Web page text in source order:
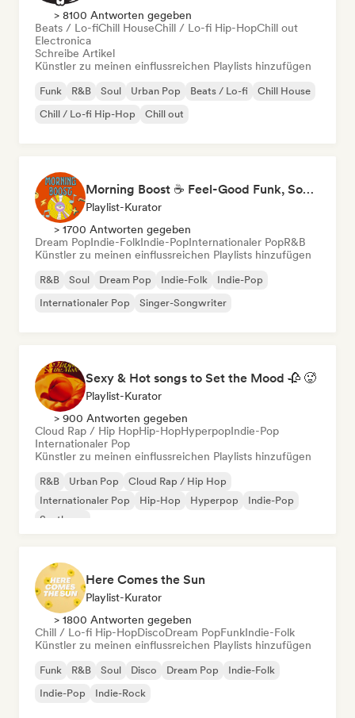
> 8100 Antworten gegeben
Beats / Lo-fiChill HouseChill / Lo-fi Hip-HopChill out
Electronica
Schreibe Artikel
Künstler zu meinen einflussreichen Playlists hinzufügen
Funk R&B Soul Urban Pop Beats / Lo-fi
Chill House
Chill / Lo-fi Hip-Hop
Chill out
Morning Boost ☕ Feel-Good Funk, Soul & Neo-Soul to Wake Up
Playlist-Kurator
> 1700 Antworten gegeben
Dream PopIndie-FolkIndie-PopInternationaler PopR&B
Künstler zu meinen einflussreichen Playlists hinzufügen
R&B Soul Dream Pop Indie-Folk
Indie-Pop
Internationaler Pop
Singer-Songwriter
Sexy & Hot songs to Set the Mood 🥀 🥵
Playlist-Kurator
> 900 Antworten gegeben
Cloud Rap / Hip HopHip-HopHyperpopIndie-Pop
Internationaler Pop
Künstler zu meinen einflussreichen Playlists hinzufügen
R&B Urban Pop
Cloud Rap / Hip Hop
Internationaler Pop
Hip-Hop Hyperpop
Indie-Pop
Synthpop
Here Comes the Sun
Playlist-Kurator
> 1800 Antworten gegeben
Chill / Lo-fi Hip-HopDiscoDream PopFunkIndie-Folk
Künstler zu meinen einflussreichen Playlists hinzufügen
Funk R&B Soul Disco Dream Pop
Indie-Folk
Indie-Pop
Indie-Rock